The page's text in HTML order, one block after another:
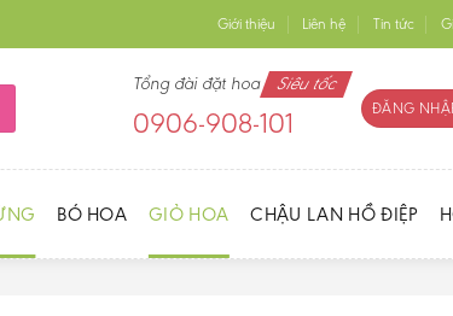
Giới thiệu Liên hệ Tin tức
Tổng đài đặt hoa Siêu tốc
0906-908-101 ĐĂNG
BÓ HOA GIỎ HOA CHẬU LAN HỒ ĐIỆP